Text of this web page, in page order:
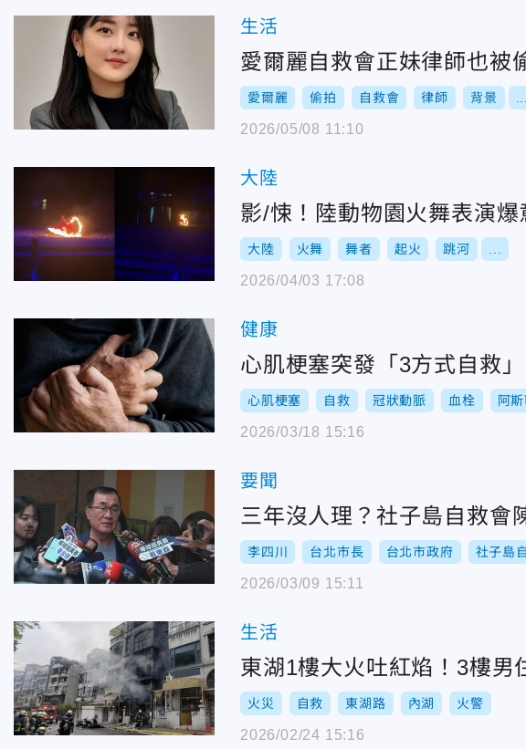
生活
愛爾麗自救會正妹律師也
愛爾麗 偷拍 自救會 律師 背景
2026/05/08 11:10
大陸
影/悚！陸動物園火舞表演
大陸 火舞 舞者 起火 跳河
2026/04/03 17:08
健康
心肌梗塞突發「3方式自救
心肌梗塞 自救 冠狀動脈 血栓 阿
2026/03/18 15:16
要聞
三年沒人理？社子島自救
李四川 台北市長 台北市政府 社子島
2026/03/09 15:11
生活
東湖1樓大火吐紅焰！3樓男
火災 自救 東湖路 內湖 火警
2026/02/24 15:16